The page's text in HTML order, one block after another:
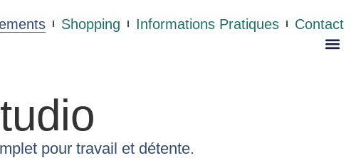
Shopping Informations Pratiques Contact
pour travail et détente.